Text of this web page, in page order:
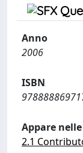
Anno
2006
ISBN
Appare
2.1